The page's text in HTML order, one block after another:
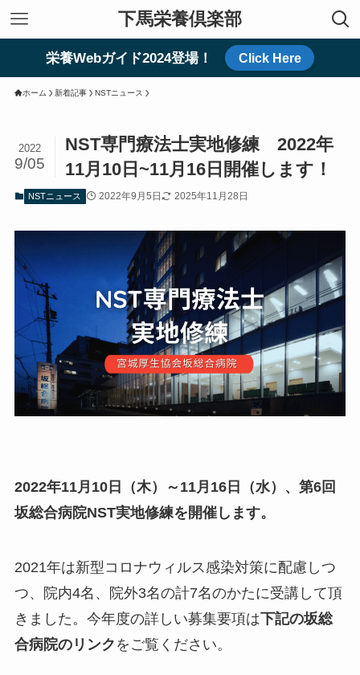
下馬栄養倶楽部
栄養Webガイド2024登場！ Click Here
ホーム 新着記事 NSTニュース
NST専門療法士実地修練 2022年
11月10日~11月16日開催します！
2022
9/05
NSTニュース 2022年9月5日 2025年11月28日
2022年11月10日（木）～11月16日（水）、第6回
坂総合病院NST実地修練を開催します。
2021年は新型コロナウィルス感染対策に配慮しつ
つ、院内4名、院外3名の計7名のかたに受講して頂
きました。今年度の詳しい募集要項は下記の坂総
合病院のリンク をご覧ください。